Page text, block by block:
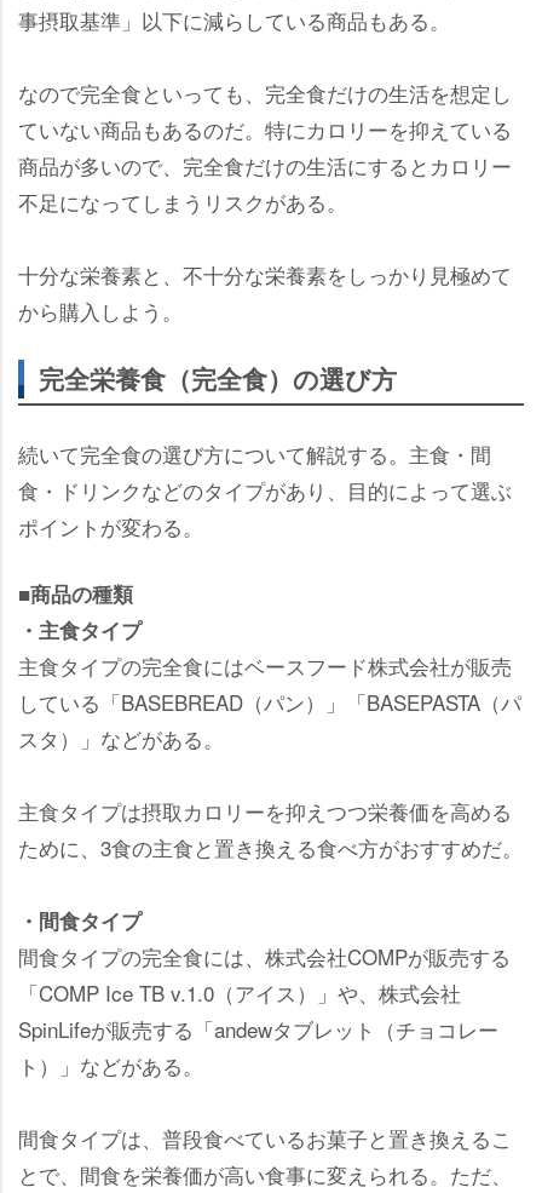
事摂取基準」以下に減らしている商品もある。
なので完全食といっても、完全食だけの生活を想定し
ていない商品もあるのだ。特にカロリーを抑えている
商品が多いので、完全食だけの生活にするとカロリー
不足になってしまうリスクがある。
十分な栄養素と、不十分な栄養素をしっかり見極めて
から購入しよう。
完全栄養食（完全食）の選び方
続いて完全食の選び方について解説する。主食・間
食・ドリンクなどのタイプがあり、目的によって選ぶ
ポイントが変わる。
■商品の種類
・主食タイプ
主食タイプの完全食にはベースフード株式会社が販売
している「BASEBREAD（パン）」「BASEPASTA（パ
スタ）」などがある。
主食タイプは摂取カロリーを抑えつつ栄養価を高める
ために、3食の主食と置き換える食べ方がおすすめだ。
・間食タイプ
間食タイプの完全食には、株式会社COMPが販売する
「COMP Ice TB v.1.0（アイス）」や、株式会社
SpinLifeが販売する「andewタブレット（チョコレー
ト）」などがある。
間食タイプは、普段食べているお菓子と置き換えるこ
とで、間食を栄養価が高い食事に変えられる。ただ、